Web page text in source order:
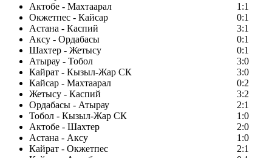
Актобе - Махтаарал
1:1
Окжетпес - Кайсар
0:1
Астана - Каспий
3:1
Аксу - Ордабасы
0:1
Шахтер - Жетысу
0:1
Атырау - Тобол
3:0
Кайрат - Кызыл-Жар СК
3:0
Кайсар - Махтаарал
0:2
Жетысу - Каспий
3:2
Ордабасы - Атырау
2:1
Тобол - Кызыл-Жар СК
1:0
Актобе - Шахтер
2:0
Астана - Аксу
1:0
Кайрат - Окжетпес
2:1